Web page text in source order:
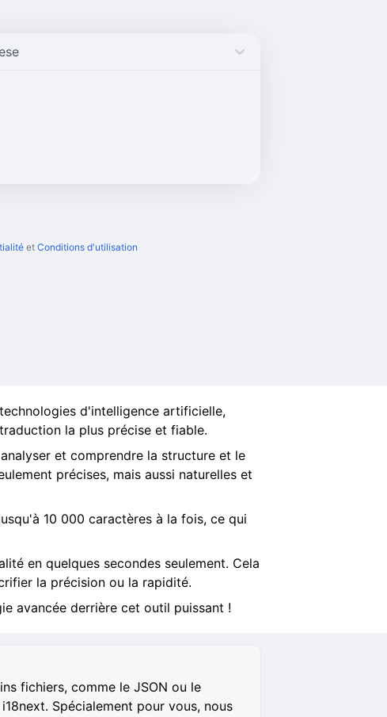
et Conditions d'utilisation
d'intelligence artificielle,
la plus précise et fiable.
et comprendre la structure et le
précises, mais aussi naturelles et
10 000 caractères à la fois, ce qui
en quelques secondes seulement. Cela
la précision ou la rapidité.
avancée derrière cet outil puissant !
fichiers, comme le JSON ou le
Spécialement pour vous, nous